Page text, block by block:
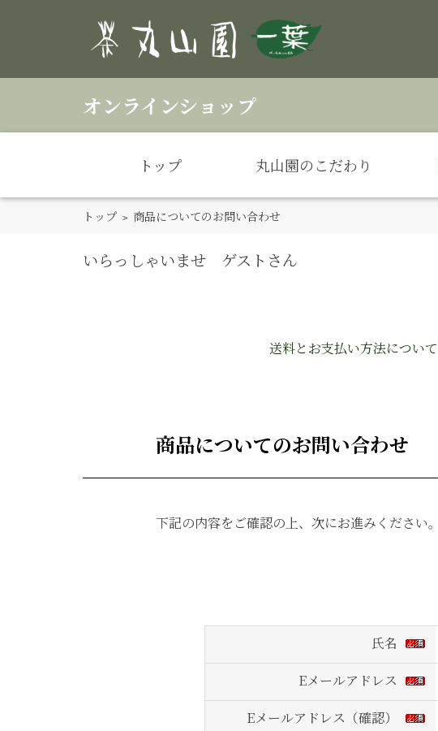
トップ 丸山園のこだわり
オンラインショップ
トップ > 商品についてのお問い合わせ
いらっしゃいませ ゲストさん
送料とお支払い方法について
商品についてのお問い合わせ
下記の内容をご確認の上、次にお進みください。
氏名
Eメールアドレス
Eメールアドレス（確認）